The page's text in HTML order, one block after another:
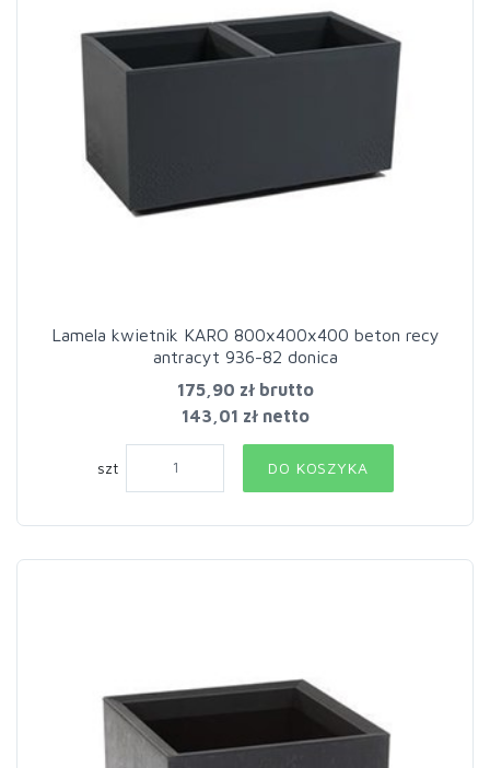
Lamela kwietnik KARO 800x400x400 beton recy
antracyt 936-82 donica
175,90 złbrutto
143,01 zł netto
szt DO KOSZYKA